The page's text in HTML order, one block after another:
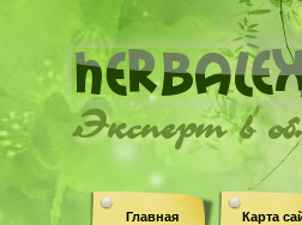
Эксперт в
Главная Карта